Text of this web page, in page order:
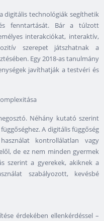
digitális technológiák segíthetik
fenntartását. Bár a túlzott
interakciókat, interaktív,
szerepet játszhatnak a
Egy 2018-as tanulmány
javíthatják a testvéri és
Néhány kutató szerint
A digitális függőség
kontrollálatlan vagy
de ez nem minden gyermek
szerint a gyerekek, akiknek a
szabályozott, kevésbé
érdekében ellenkérdéssel –